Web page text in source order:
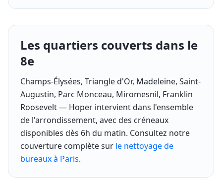
Les quartiers couverts dans le
8e
Champs-Élysées, Triangle d'Or, Madeleine, Saint-
Augustin, Parc Monceau, Miromesnil, Franklin
Roosevelt — Hoper intervient dans l'ensemble
de l'arrondissement, avec des créneaux
disponibles dès 6h du matin. Consultez notre
couverture complète sur le nettoyage de
bureaux à Paris.